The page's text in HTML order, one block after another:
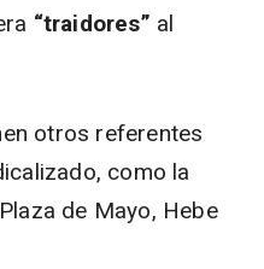
“traidores” al
otros referentes
como la
de Mayo, Hebe